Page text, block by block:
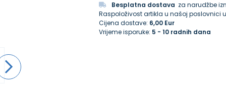
Besplatna dostava za narudžbe
Raspoloživost artikla u našoj poslovnici
Cijena dostave: 6,00 Eur
Vrijeme isporuke: 5 - 10 radnih dana